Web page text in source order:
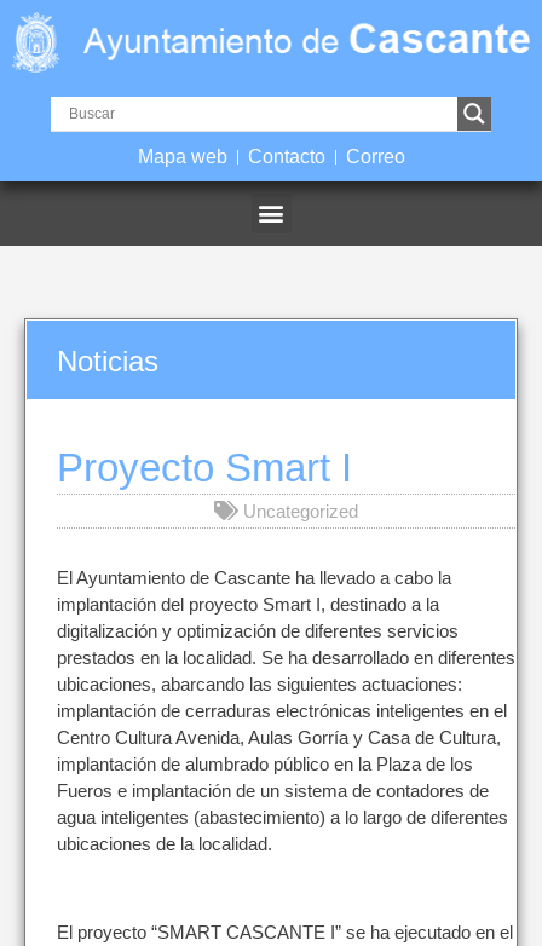
Mapa web Contacto Correo
Noticias
Proyecto Smart I
Uncategorized
El Ayuntamiento de Cascante ha llevado a cabo la
implantación del proyecto Smart I, destinado a la
digitalización y optimización de diferentes servicios
prestados en la localidad. Se ha desarrollado en diferentes
ubicaciones, abarcando las siguientes actuaciones:
implantación de cerraduras electrónicas inteligentes en el
Centro Cultura Avenida, Aulas Gorría y Casa de Cultura,
implantación de alumbrado público en la Plaza de los
Fueros e implantación de un sistema de contadores de
agua inteligentes (abastecimiento) a lo largo de diferentes
ubicaciones de la localidad.
El proyecto “SMART CASCANTE I” se ha ejecutado en el